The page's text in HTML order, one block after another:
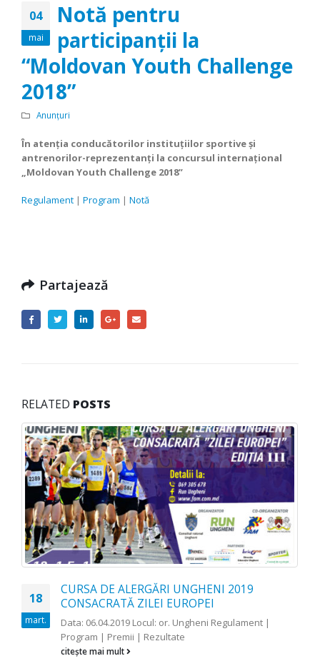
04
mai
Notă pentru
participanţii la
“Moldovan Youth Challenge
2018”
Anunțuri
În atenţia conducătorilor instituţiilor sportive şi
antrenorilor-reprezentanţi la concursul internaţional
„Moldovan Youth Challenge 2018”
Regulament | Program | Notă
Partajează
RELATED POSTS
18
mart.
CURSA DE ALERGĂRI UNGHENI 2019
CONSACRATĂ ZILEI EUROPEI
Data: 06.04.2019 Locul: or. Ungheni Regulament |
Program | Premii | Rezultate
citește mai mult